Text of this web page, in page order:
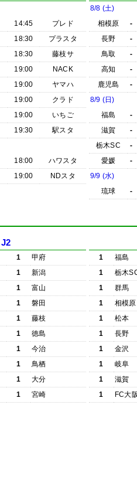
14:45
プレド
18:30
プラスタ
18:30
藤枝サ
19:00
NACK
19:00
ヤマハ
19:00
クラド
19:00
いちご
19:30
駅スタ
18:00
ハワスタ
19:00 NDスタ
8/8 (土)
相模原
-
長野
-
鳥取
-
高知
-
鹿児島
-
8/9 (日)
福島
-
滋賀
-
栃木SC
-
愛媛
-
9/9 (水)
琉球
-
J2
1
甲府
1
新潟
1
富山
1
磐田
1
藤枝
1
徳島
1
今治
1
鳥栖
1
大分
1 宮崎
1 福島
1
栃木
1
群馬
1
相模原
1
松本
1
長野
1
金沢
1
岐阜
1
滋賀
1
FC大阪